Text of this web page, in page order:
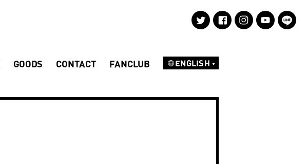
GOODS CONTACT FANCLUB ENGLISH